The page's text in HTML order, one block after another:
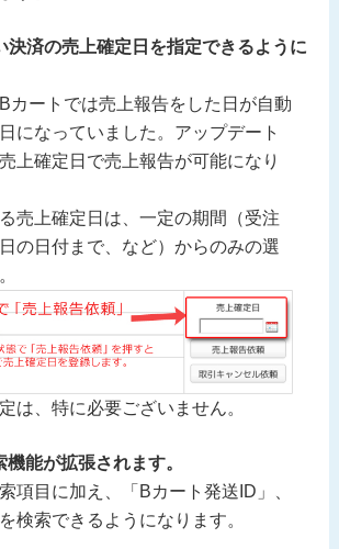
決済の売上確定日を指定できるように
カートでは売上報告をした日が自動
になっていました。アップデート
上確定日で売上報告が可能になり
上確定日は、一定の期間（受注
の日付まで、など）からのみの選
は、特に必要ございません。
能が拡張されます。
項目に加え、「Bカート発送ID」、
検索できるようになります。